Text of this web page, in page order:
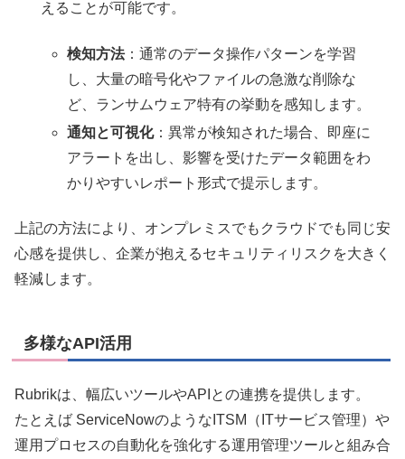
えることが可能です。
検知方法：通常のデータ操作パターンを学習
し、大量の暗号化やファイルの急激な削除な
ど、ランサムウェア特有の挙動を感知します。
通知と可視化：異常が検知された場合、即座に
アラートを出し、影響を受けたデータ範囲をわ
かりやすいレポート形式で提示します。
上記の方法により、オンプレミスでもクラウドでも同じ安
心感を提供し、企業が抱えるセキュリティリスクを大きく
軽減します。
多様なAPI活用
Rubrikは、幅広いツールやAPIとの連携を提供します。
たとえば ServiceNowのようなITSM（ITサービス管理）や
運用プロセスの自動化を強化する運用管理ツールと組み合